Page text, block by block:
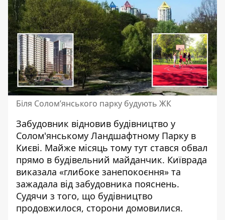
Біля Солом’янського парку будують ЖК
Забудовник відновив будівництво у
Солом'янському Ландшафтному Парку в
Києві. Майже місяць тому тут стався обвал
прямо в будівельний майданчик. Київрада
виказала «глибоке занепокоєння» та
зажадала від забудовника пояснень.
Судячи з того, що будівництво
продовжилося, сторони домовилися.